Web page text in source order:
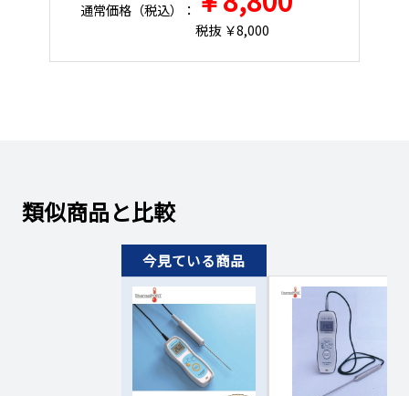
通常価格（税込）：
税抜 ￥8,000
類似商品と比較